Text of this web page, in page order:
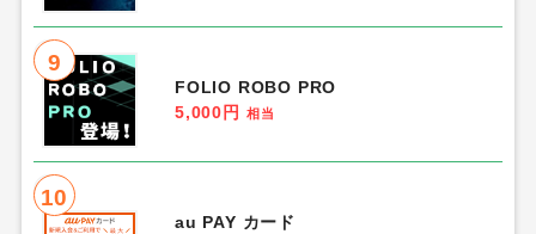
9
FOLIO ROBO PRO
5,000円
相当
10
au PAY カード